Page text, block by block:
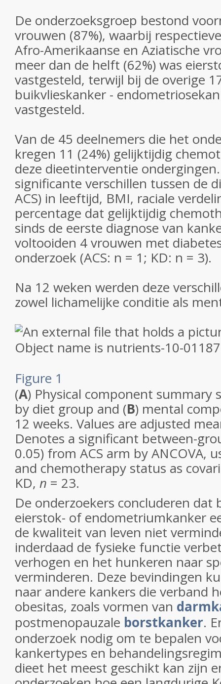
De onderzoeksgroep bestond
vrouwen (87%), waarbij
Afro-Amerikaanse en Aziatische
meer dan de helft (62%) was
vastgesteld, terwijl bij de overige
buikvlieskanker -
vastgesteld.
Van de 45 deelnemers die het
kregen 11 (24%) gelijktijdig
deze dieetinterventie
significante verschillen tussen de
ACS) in leeftijd, BMI, raciale
percentage dat gelijktijdig
sinds de eerste diagnose van
voltooiden 4 vrouwen met
onderzoek (ACS: n = 1; KD: n = 3).
Na 12 weken werden deze
zowel lichamelijke conditie als
Figure 1
(A) Physical component summary
by diet group and (B) mental
12 weeks. Values are adjusted
Denotes a significant between-
0.05) from ACS arm by ANCOVA,
and chemotherapy status as
KD, n = 23.
De onderzoekers concluderen dat
eierstok- of endometriumkanker
de kwaliteit van leven niet
inderdaad de fysieke functie
verhogen en het hunkeren naar
verminderen. Deze bevindingen
naar andere kankers die verband
obesitas, zoals vormen van
postmenopauzale borstkanker.
onderzoek nodig om te bepalen
kankertypes en
dieet het meest geschikt kan zijn